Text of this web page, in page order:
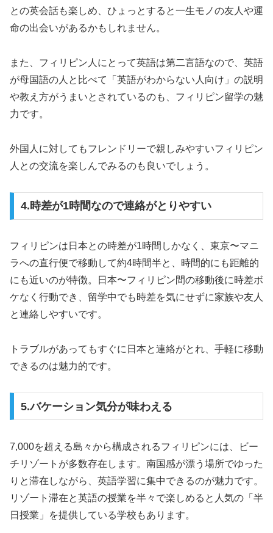
との英会話も楽しめ、ひょっとすると一生モノの友人や運
命の出会いがあるかもしれません。
また、フィリピン人にとって英語は第二言語なので、英語
が母国語の人と比べて「英語がわからない人向け」の説明
や教え方がうまいとされているのも、フィリピン留学の魅
力です。
外国人に対してもフレンドリーで親しみやすいフィリピン
人との交流を楽しんでみるのも良いでしょう。
4.時差が1時間なので連絡がとりやすい
フィリピンは日本との時差が1時間しかなく、東京〜マニ
ラへの直行便で移動して約4時間半と、時間的にも距離的
にも近いのが特徴。日本〜フィリピン間の移動後に時差ボ
ケなく行動でき、留学中でも時差を気にせずに家族や友人
と連絡しやすいです。
トラブルがあってもすぐに日本と連絡がとれ、手軽に移動
できるのは魅力的です。
5.バケーション気分が味わえる
7,000を超える島々から構成されるフィリピンには、ビー
チリゾートが多数存在します。南国感が漂う場所でゆった
りと滞在しながら、英語学習に集中できるのが魅力です。
リゾート滞在と英語の授業を半々で楽しめると人気の「半
日授業」を提供している学校もあります。